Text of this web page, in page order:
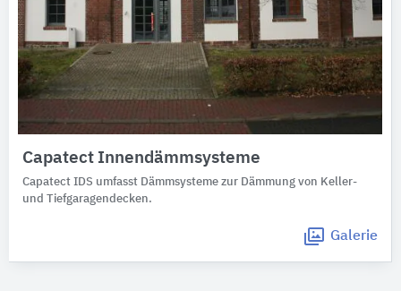
Capatect Innendämmsysteme
Capatect IDS umfasst Dämmsysteme zur Dämmung von Keller-
und Tiefgaragendecken.
Galerie